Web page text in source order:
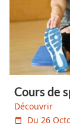
Cours de
Découvrir
Du 26